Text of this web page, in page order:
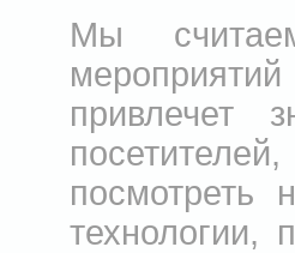
Мы
привлечет
посмотреть
технологии,